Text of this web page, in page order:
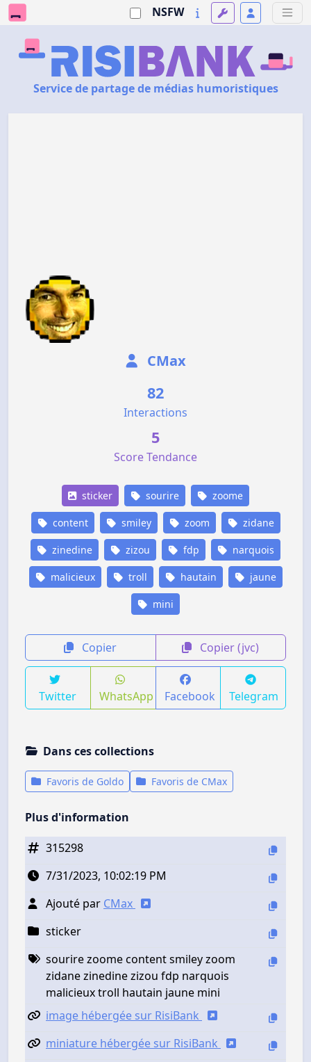
NSFW
Service de partage de médias humoristiques
CMax
82
Interactions
5
Score Tendance
sticker sourire zoome
content smiley zoom zidane
zinedine zizou fdp narquois
malicieux troll hautain jaune
mini
Copier Copier (jvc)
Twitter WhatsApp Facebook Telegram
Dans ces collections
Favoris de Goldo Favoris de CMax
Plus d'information
315298
7/31/2023, 10:02:19 PM
Ajouté par CMax
sticker
sourire zoome content smiley zoom
zidane zinedine zizou fdp narquois
malicieux troll hautain jaune mini
image hébergée sur RisiBank
miniature hébergée sur RisiBank